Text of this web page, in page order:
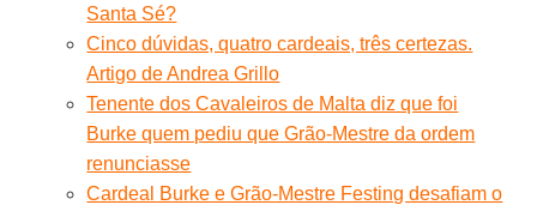
Santa Sé?
Cinco dúvidas, quatro cardeais, três certezas.
Artigo de Andrea Grillo
Tenente dos Cavaleiros de Malta diz que foi
Burke quem pediu que Grão-Mestre da ordem
renunciasse
Cardeal Burke e Grão-Mestre Festing desafiam o